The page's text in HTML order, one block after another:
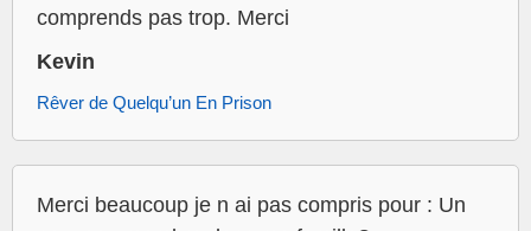
comprends pas trop. Merci
Kevin
Rêver de Quelqu’un En Prison
Merci beaucoup je n ai pas compris pour : Un